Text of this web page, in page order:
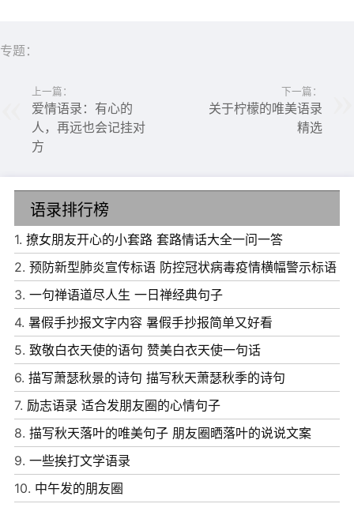
8、我爱你，不是说说而已。
9、轻轻荡漾着的湖水，埋藏着我对你的思念。
10、我的世界因为你闪亮，我的生活因你而疯狂。
11、答案很长，我准备用一生来回答，你准备听了吗。
12、有了你，我什么都不缺，心再狂再野，也懂得拒绝。
13、我们是在这里相见，那么也在这里离开。
14、今天阴，那又怎样，我可以做你的小太阳啊。
专题：
上一篇：
爱情语录：有心的
人，再远也会记挂对
方
下一篇：
关于柠檬的唯美语录
精选
语录排行榜
1. 撩女朋友开心的小套路 套路情话大全一问一答
2. 预防新型肺炎宣传标语 防控冠状病毒疫情横幅警示标语
3. 一句禅语道尽人生 一日禅经典句子
4. 暑假手抄报文字内容 暑假手抄报简单又好看
5. 致敬白衣天使的语句 赞美白衣天使一句话
6. 描写萧瑟秋景的诗句 描写秋天萧瑟秋季的诗句
7. 励志语录 适合发朋友圈的心情句子
8. 描写秋天落叶的唯美句子 朋友圈晒落叶的说说文案
9. 一些挨打文学语录
10. 中午发的朋友圈